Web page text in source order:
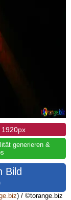
generieren &
Bild
) / ©torange.biz